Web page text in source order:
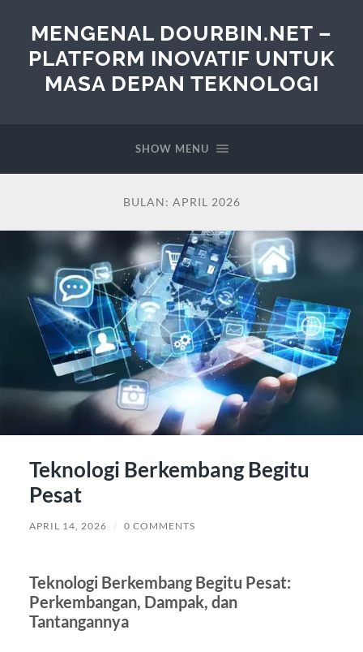
MENGENAL DOURBIN.NET –
PLATFORM INOVATIF UNTUK
MASA DEPAN TEKNOLOGI
SHOW MENU
BULAN: APRIL 2026
Teknologi Berkembang Begitu
Pesat
APRIL 14, 2026 / 0 COMMENTS
Teknologi Berkembang Begitu Pesat:
Perkembangan, Dampak, dan
Tantangannya